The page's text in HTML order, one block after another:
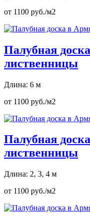
от 1100 руб./м2
Палубная
лиственницы
Длина: 6 м
от 1100 руб./м2
Палубная
лиственницы
Длина: 2, 3, 4 м
от 1100 руб./м2